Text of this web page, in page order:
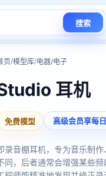
搜索
页/模型库/电器/电子
耳机
免费模型 高级会员享每
录音棚耳机，专为音乐制
同，后者通常会增强某些